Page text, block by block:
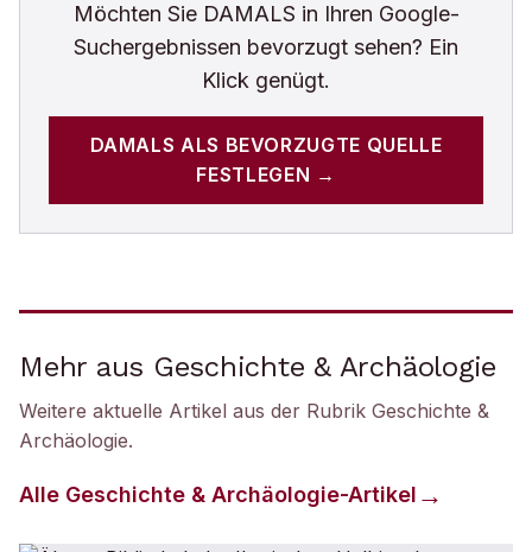
Möchten Sie DAMALS in Ihren Google-
Suchergebnissen bevorzugt sehen? Ein
Klick genügt.
DAMALS ALS BEVORZUGTE QUELLE
FESTLEGEN →
Mehr aus Geschichte & Archäologie
Weitere aktuelle Artikel aus der Rubrik Geschichte &
Archäologie.
Alle Geschichte & Archäologie-Artikel